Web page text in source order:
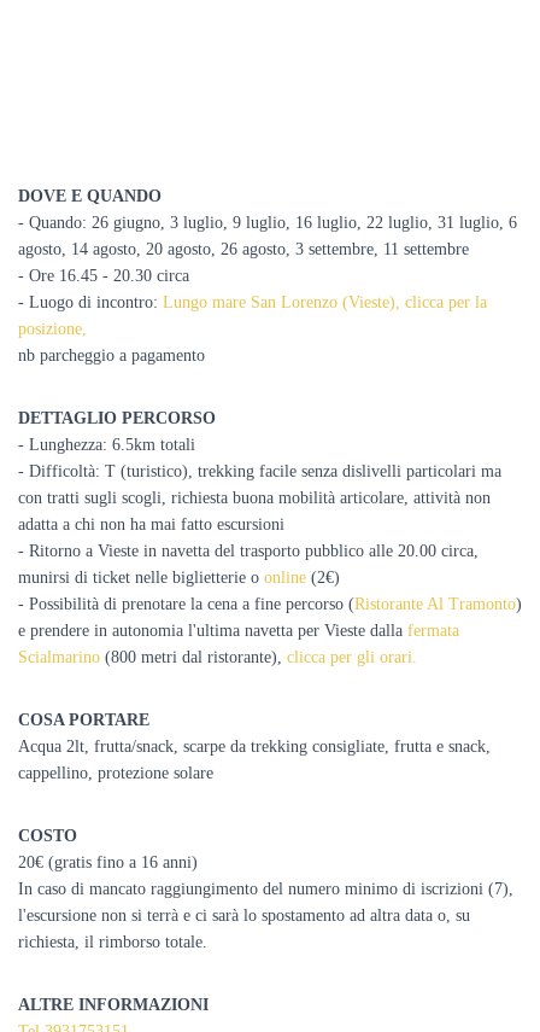
DOVE E QUANDO
- Quando: 26 giugno, 3 luglio, 9 luglio, 16 luglio, 22 luglio, 31 luglio, 6
agosto, 14 agosto, 20 agosto, 26 agosto, 3 settembre, 11 settembre
- Ore 16.45 - 20.30 circa
- Luogo di incontro: Lungo mare San Lorenzo (Vieste), clicca per la
posizione,
nb parcheggio a pagamento
DETTAGLIO PERCORSO
- Lunghezza: 6.5km totali
- Difficoltà: T (turistico), trekking facile senza dislivelli particolari ma
con tratti sugli scogli, richiesta buona mobilità articolare, attività non
adatta a chi non ha mai fatto escursioni
- Ritorno a Vieste in navetta del trasporto pubblico alle 20.00 circa,
munirsi di ticket nelle biglietterie o online (2€)
- Possibilità di prenotare la cena a fine percorso (Ristorante Al Tramonto)
e prendere in autonomia l'ultima navetta per Vieste dalla fermata
Scialmarino (800 metri dal ristorante), clicca per gli orari.
COSA PORTARE
Acqua 2lt, frutta/snack, scarpe da trekking consigliate, frutta e snack,
cappellino, protezione solare
COSTO
20€ (gratis fino a 16 anni)
In caso di mancato raggiungimento del numero minimo di iscrizioni (7),
l'escursione non si terrà e ci sarà lo spostamento ad altra data o, su
richiesta, il rimborso totale.
ALTRE INFORMAZIONI